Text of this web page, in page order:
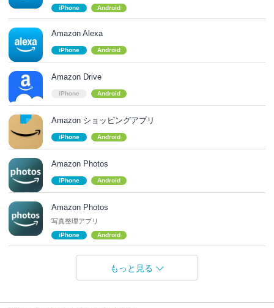
iPhone Android
Amazon Alexa
iPhone Android
Amazon Drive
iPhone Android
Amazon ショッピングアプリ
iPhone Android
Amazon Photos
iPhone Android
Amazon Photos
写真整理アプリ
iPhone Android
もっと見る